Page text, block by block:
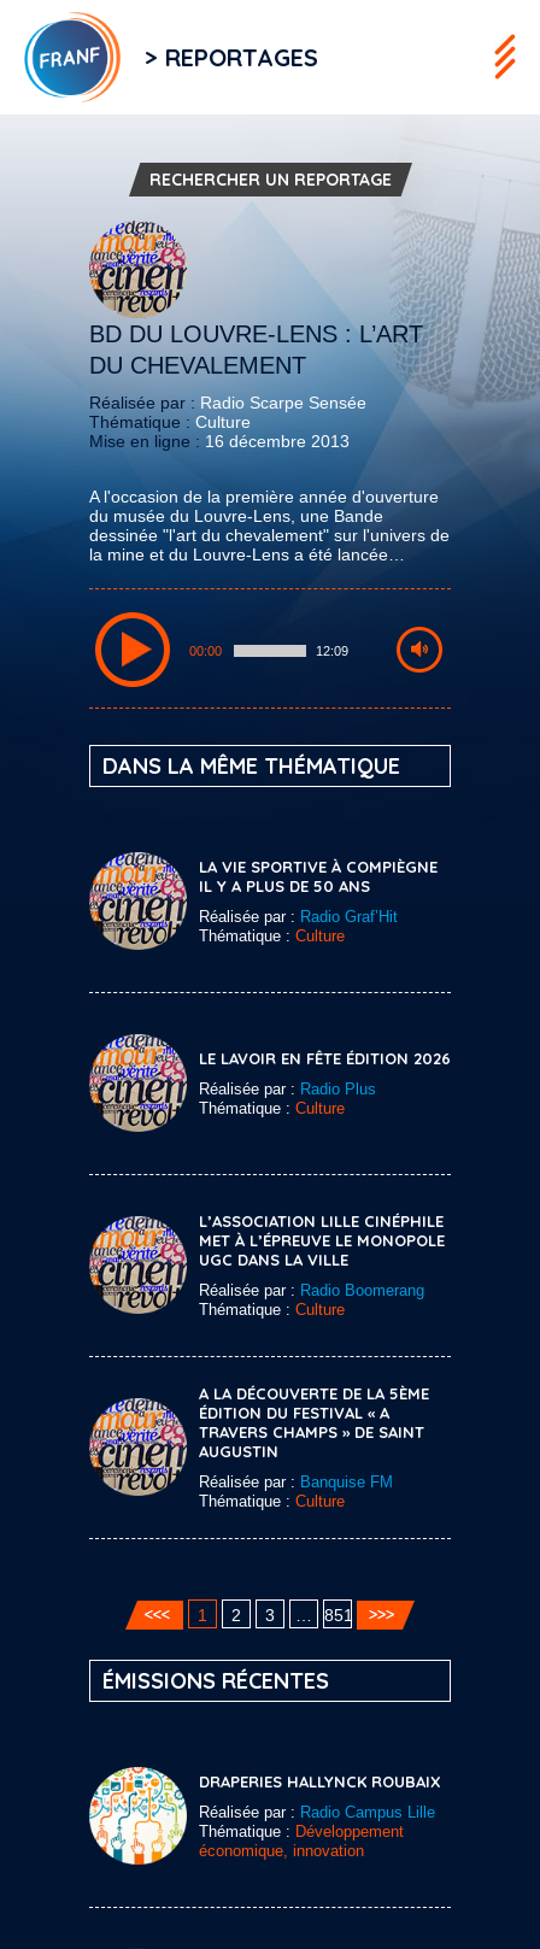
> REPORTAGES
RECHERCHER UN REPORTAGE
BD DU LOUVRE-LENS : L’ART
DU CHEVALEMENT
Réalisée par : Radio Scarpe Sensée
Thématique : Culture
Mise en ligne : 16 décembre 2013
A l'occasion de la première année d'ouverture
du musée du Louvre-Lens, une Bande
dessinée "l'art du chevalement" sur l'univers de
la mine et du Louvre-Lens a été lancée…
00:00 12:09
DANS LA MÊME THÉMATIQUE
LA VIE SPORTIVE À COMPIÈGNE
IL Y A PLUS DE 50 ANS
Réalisée par : Radio Graf’Hit
Thématique : Culture
LE LAVOIR EN FÊTE ÉDITION 2026
Réalisée par : Radio Plus
Thématique : Culture
L’ASSOCIATION LILLE CINÉPHILE
MET À L’ÉPREUVE LE MONOPOLE
UGC DANS LA VILLE
Réalisée par : Radio Boomerang
Thématique : Culture
A LA DÉCOUVERTE DE LA 5ÈME
ÉDITION DU FESTIVAL « A
TRAVERS CHAMPS » DE SAINT
AUGUSTIN
Réalisée par : Banquise FM
Thématique : Culture
1 2 3 851
ÉMISSIONS RÉCENTES
DRAPERIES HALLYNCK ROUBAIX
Réalisée par : Radio Campus Lille
Thématique : Développement
économique, innovation